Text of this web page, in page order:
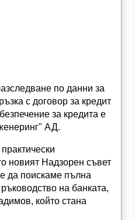
по данни за
с договор за кредит
за кредита е
АД.
новият Надзорен съвет
да поискаме пълна
на банката,
който стана